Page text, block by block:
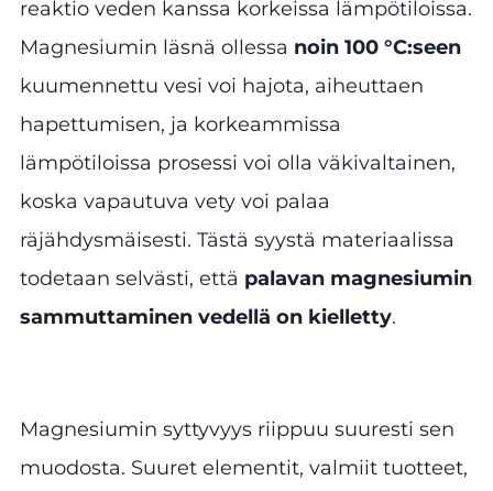
reaktio veden kanssa korkeissa lämpötiloissa.
Magnesiumin läsnä ollessa noin 100 °C:seen
kuumennettu vesi voi hajota, aiheuttaen
hapettumisen, ja korkeammissa
lämpötiloissa prosessi voi olla väkivaltainen,
koska vapautuva vety voi palaa
räjähdysmäisesti. Tästä syystä materiaalissa
todetaan selvästi, että palavan magnesiumin
sammuttaminen vedellä on kielletty.
Magnesiumin syttyvyys riippuu suuresti sen
muodosta. Suuret elementit, valmiit tuotteet,